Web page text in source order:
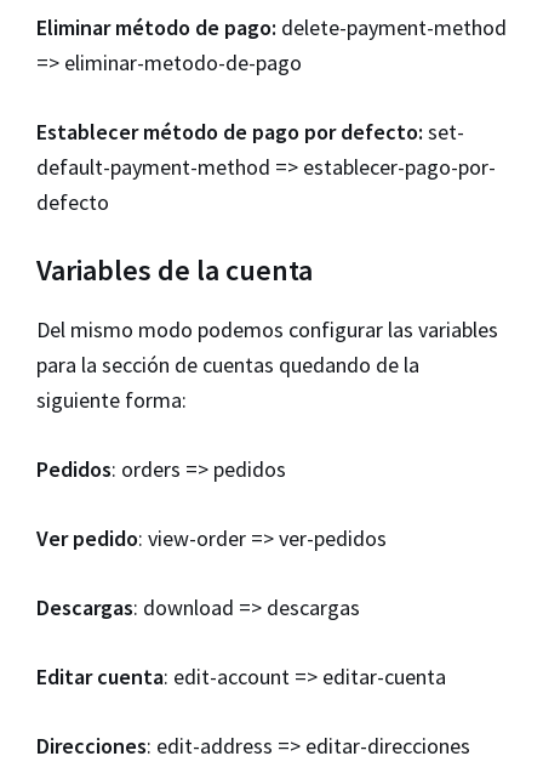
Eliminar método de pago: delete-payment-method
=> eliminar-metodo-de-pago
Establecer método de pago por defecto: set-
default-payment-method => establecer-pago-por-
defecto
Variables de la cuenta
Del mismo modo podemos configurar las variables
para la sección de cuentas quedando de la
siguiente forma:
Pedidos: orders => pedidos
Ver pedido: view-order => ver-pedidos
Descargas: download => descargas
Editar cuenta: edit-account => editar-cuenta
Direcciones: edit-address => editar-direcciones